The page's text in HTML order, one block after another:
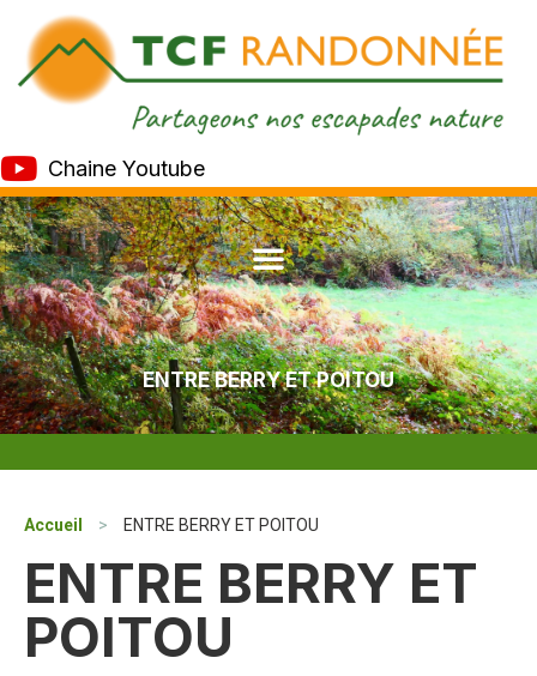
Chaine Youtube
ENTRE BERRY ET POITOU
Accueil > ENTRE BERRY ET POITOU
ENTRE BERRY ET
POITOU